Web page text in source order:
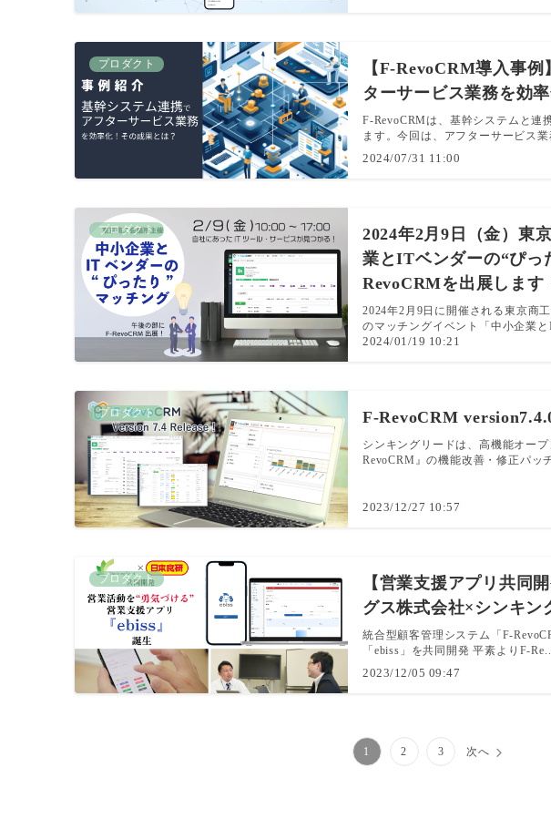
プロダクト
【F-RevoCRM導入事
ターサービス業務を効
F-RevoCRMは、基幹システムと連
ます。今回は、アフターサービス
2024/07/31 11:00
プロダクト
2024年2月9日（金）東
業とITベンダーの“ぴっ
RevoCRMを出展します
2024年2月9日に開催される東京商
のマッチングイベント「中小企業
2024/01/19 10:21
プロダクト F-RevoCRM
シンキングリードは、高機能オー
RevoCRM』の機能改善・修正パッ
2023/12/27 10:57
プロダクト
【営業支援アプリ共同
グス株式会社×シンキン
統合型顧客管理システム「F-
「ebiss」を共同開発 平素よりF-
2023/12/05 09:47
1 2 3 次へ